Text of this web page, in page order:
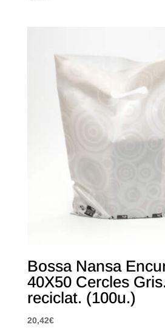
Bossa Nansa
40X50 Cercles
reciclat. (100u.)
20,42€